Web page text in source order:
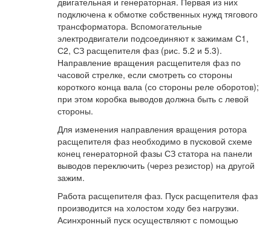
подключена к обмотке собственных нужд тягового
трансформатора. Вспомогательные
электродвигатели подсоединяют к зажимам С1,
С2, СЗ расщепителя фаз (рис. 5.2 и 5.3).
Направление вращения расщепителя фаз по
часовой стрелке, если смотреть со стороны
короткого конца вала (со стороны реле оборотов);
при этом коробка выводов должна быть с левой
стороны.
Для изменения направления вращения ротора
расщепителя фаз необходимо в пусковой схеме
конец генераторной фазы СЗ статора на панели
выводов переключить (через резистор) на другой
зажим.
Работа расщепителя фаз. Пуск расщепителя фаз
производится на холостом ходу без нагрузки.
Асинхронный пуск осуществляют с помощью